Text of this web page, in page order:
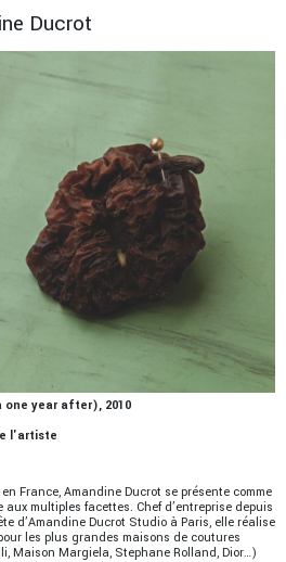
Ducrot
one year after), 2010
l'artiste
en France, Amandine Ducrot se présente comme
aux multiples facettes. Chef d’entreprise depuis
d’Amandine Ducrot Studio à Paris, elle réalise
les plus grandes maisons de coutures
Maison Margiela, Stephane Rolland, Dior…)